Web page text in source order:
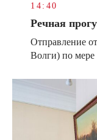
14:40
Речная
Отправление
Волги) по мере